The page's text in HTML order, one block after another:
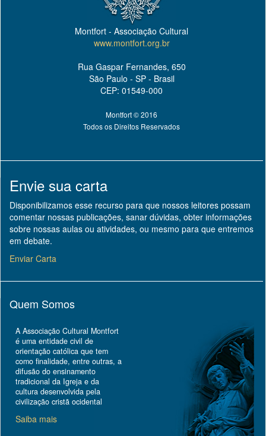
Montfort - Associação Cultural
www.montfort.org.br
Rua Gaspar Fernandes, 650
São Paulo - SP - Brasil
CEP: 01549-000
Montfort © 2016
Todos os Direitos Reservados
Envie sua carta
Disponibilizamos esse recurso para que nossos leitores possam
comentar nossas publicações, sanar dúvidas, obter informações
sobre nossas aulas ou atividades, ou mesmo para que entremos
em debate.
Enviar Carta
Quem Somos
A Associação Cultural Montfort
é uma entidade civil de
orientação católica que tem
como finalidade, entre outras, a
difusão do ensinamento
tradicional da Igreja e da
cultura desenvolvida pela
civilização cristã ocidental
Saiba mais